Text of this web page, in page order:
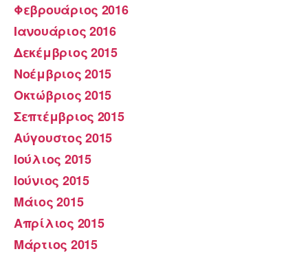
Φεβρουάριος 2016
Ιανουάριος 2016
Δεκέμβριος 2015
Νοέμβριος 2015
Οκτώβριος 2015
Σεπτέμβριος 2015
Αύγουστος 2015
Ιούλιος 2015
Ιούνιος 2015
Μάιος 2015
Απρίλιος 2015
Μάρτιος 2015